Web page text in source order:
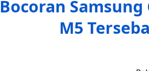
Bocoran Samsung
M5